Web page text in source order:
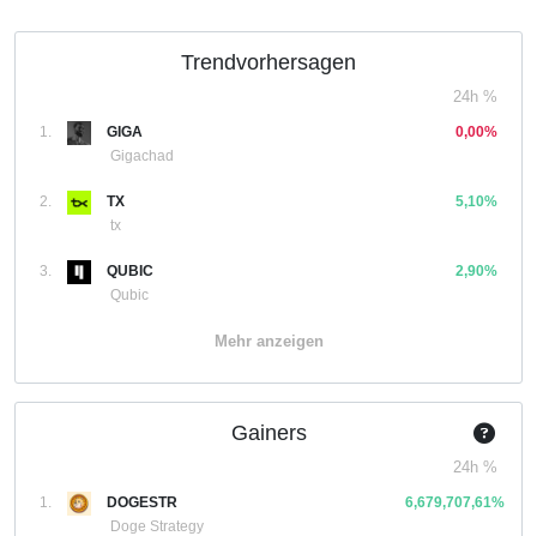
Trendvorhersagen
24h %
1.
GIGA
Gigachad
0,00%
2.
TX
tx
5,10%
3.
QUBIC
Qubic
2,90%
Mehr anzeigen
Gainers
24h %
1.
DOGESTR
Doge Strategy
6,679,707,61%